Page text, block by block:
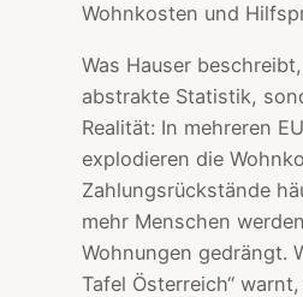
Wohnkosten und
Was Hauser
abstrakte Statistik,
Realität: In mehreren
explodieren die
Zahlungsrückstände
mehr Menschen
Wohnungen gedrängt.
Tafel Österreich“